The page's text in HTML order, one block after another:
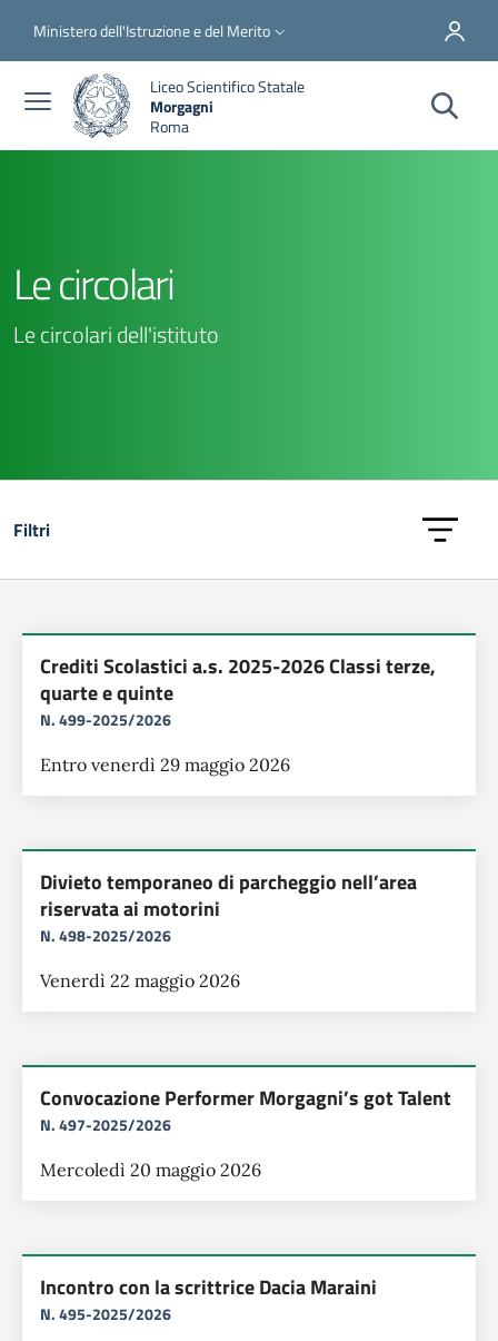
Slim top
Ministero dell'Istruzione e del Merito
Liceo Scientifico Statale
Morgagni
Roma
Le circolari
Le circolari dell'istituto
Filtri
Lista delle circolari
Crediti Scolastici a.s. 2025-2026 Classi terze,
quarte e quinte
N. 499-2025/2026
Entro venerdì 29 maggio 2026
Divieto temporaneo di parcheggio nell’area
riservata ai motorini
N. 498-2025/2026
Venerdì 22 maggio 2026
Convocazione Performer Morgagni’s got Talent
N. 497-2025/2026
Mercoledì 20 maggio 2026
Incontro con la scrittrice Dacia Maraini
N. 495-2025/2026